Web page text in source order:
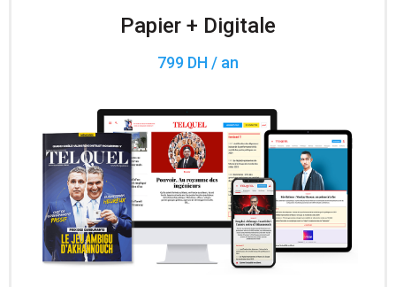
Papier + Digitale
799 DH / an